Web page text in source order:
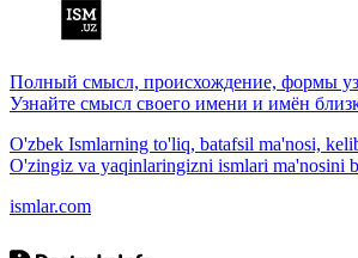
Полный смысл, происхождение, формы
Узнайте смысл своего имени и имён
O'zbek Ismlarning to'liq, batafsil ma'nosi,
O'zingiz va yaqinlaringizni ismlari ma'nosini
ismlar.com